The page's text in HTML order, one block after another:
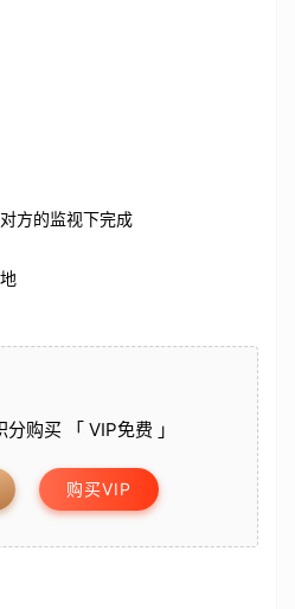
方的监视下完成
分购买 「 VIP免费 」
购买VIP